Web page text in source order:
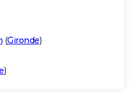
(Gironde)
)